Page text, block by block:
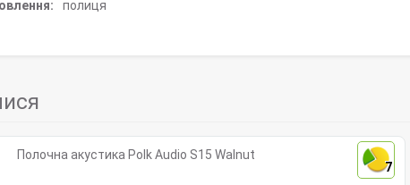
полиця
7
Полочна акустика Polk Audio S15 Walnut